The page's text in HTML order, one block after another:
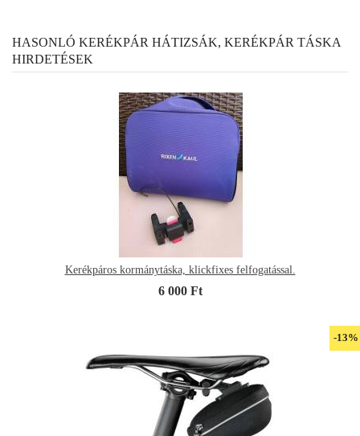
HASONLÓ KERÉKPÁR HÁTIZSÁK, KERÉKPÁR TÁSKA
HIRDETÉSEK
Kerékpáros kormánytáska, klickfixes felfogatással.
6 000 Ft
-13%